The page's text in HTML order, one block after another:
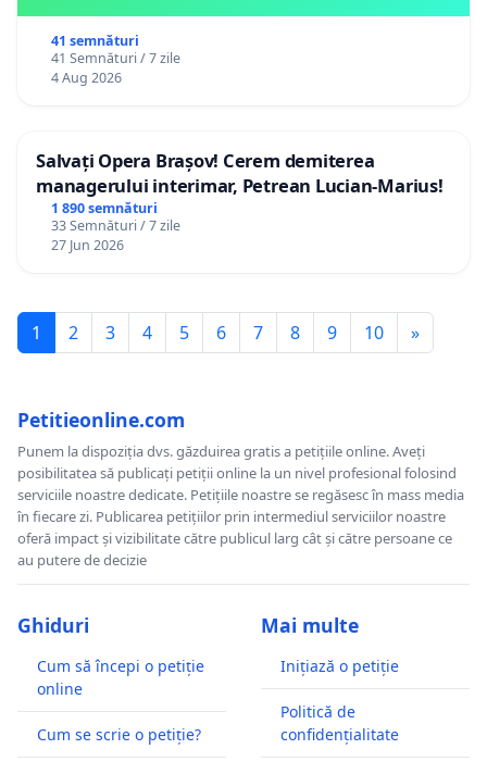
41 semnături
41 Semnături / 7 zile
4 Aug 2026
Salvați Opera Brașov! Cerem demiterea
managerului interimar, Petrean Lucian-Marius!
1 890 semnături
33 Semnături / 7 zile
27 Jun 2026
1 2 3 4 5 6 7 8 9 10 »
Petitieonline.com
Punem la dispoziția dvs. găzduirea gratis a petițiile online. Aveți
posibilitatea să publicați petiții online la un nivel profesional folosind
serviciile noastre dedicate. Petițiile noastre se regăsesc în mass media
în fiecare zi. Publicarea petițiilor prin intermediul serviciilor noastre
oferă impact și vizibilitate către publicul larg cât și către persoane ce
au putere de decizie
Ghiduri
Cum să începi o petiție
online
Cum se scrie o petiție?
Mai multe
Inițiază o petiție
Politică de
confidențialitate